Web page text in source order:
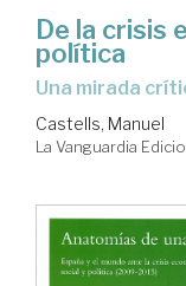
De la crisis
política
una mirada
Castells, Manuel
La Vanguardia